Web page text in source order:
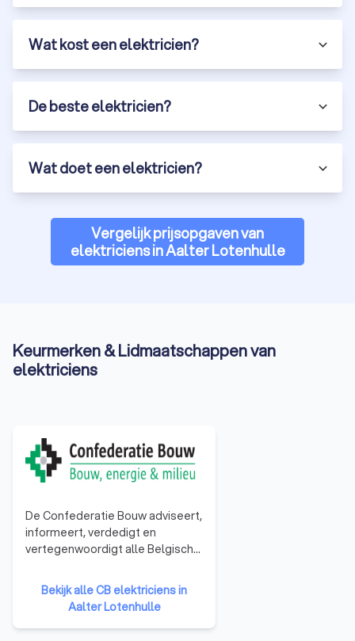
Wat kost een elektricien?
De beste elektricien?
Wat doet een elektricien?
Vergelijk prijsopgaven van
elektriciens in Aalter Lotenhulle
Keurmerken & Lidmaatschappen van
elektriciens
De Confederatie Bouw adviseert,
informeert, verdedigt en
vertegenwoordigt alle Belgische
éénmanszaken tot grote
bedrijven. De organisatie
vertegenwoordigt 16.000
ondernemingen uit de sector.
Bekijk alle CB elektriciens in
Aalter Lotenhulle